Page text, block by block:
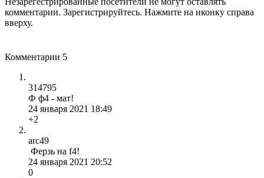
комментарии. Зарегистрируйтесь. Нажмите на иконку справа
вверху.
Комментарии 5
314795
Ф ф4 - мат!
24 января 2021 18:49
+2
arc49
Ферзь на f4!
24 января 2021 20:52
0